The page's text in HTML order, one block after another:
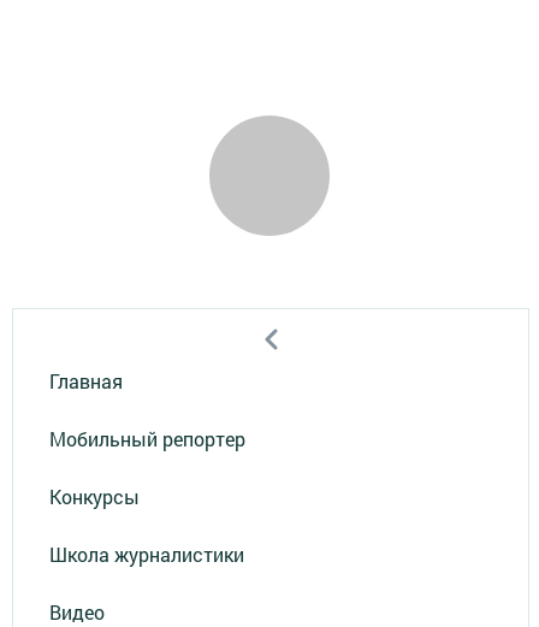
Главная
Мобильный репортер
Конкурсы
Школа журналистики
Видео